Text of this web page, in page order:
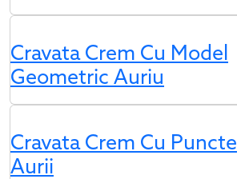
Cravata Crem Cu Model
Geometric Auriu
Cravata Crem Cu Puncte
Aurii